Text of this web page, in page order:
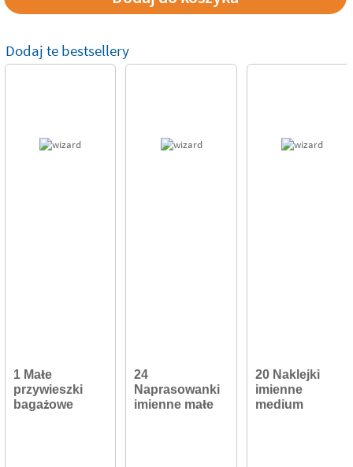
Dodaj te bestsellery
1 Małe
przywieszki
bagażowe
24
Naprasowanki
imienne małe
20 Naklejki
imienne
medium